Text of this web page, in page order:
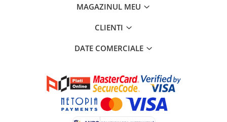
MAGAZINUL MEU
CLIENTI
DATE COMERCIALE